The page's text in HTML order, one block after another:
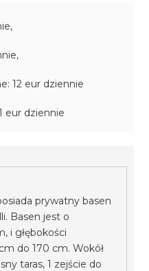
12 eur dziennie
eur dziennie
prywatny basen
Basen jest o
i głębokości
do 170 cm. Wokół
taras, 1 zejście do